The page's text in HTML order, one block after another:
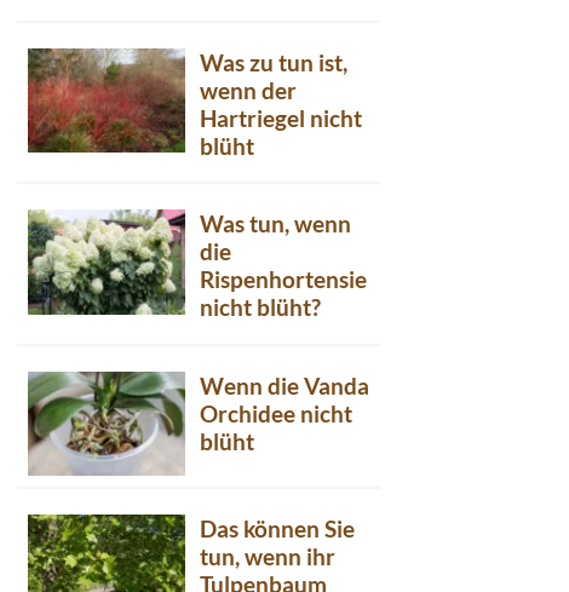
Was zu tun ist,
wenn der
Hartriegel nicht
blüht
Was tun, wenn
die
Rispenhortensie
nicht blüht?
Wenn die Vanda
Orchidee nicht
blüht
Das können Sie
tun, wenn ihr
Tulpenbaum